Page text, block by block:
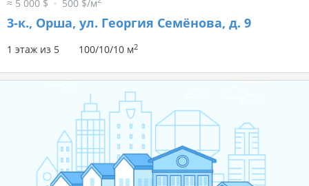
≈ 5 000 $ 500 $/м
3-к., Орша, ул. Георгия Семёнова, д. 9
1 этаж из 5 100/10/10 м2